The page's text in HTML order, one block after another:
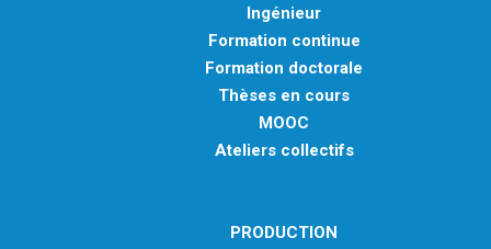
Ingénieur
Formation continue
Formation doctorale
Thèses en cours
MOOC
Ateliers collectifs
PRODUCTION